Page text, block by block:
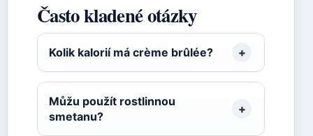
Často kladené otázky
Kolik kalorií má crème brûlée?
Můžu použít rostlinnou
smetanu?